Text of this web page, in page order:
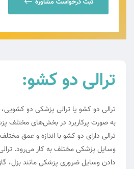
ترالی دو کشو:
ترالی دو کشو یا ترالی پزشکی دو
به صورت پرکاربرد در بخش‌های مختلف
ترالی دارای دو کشو با اندازه و عمق
وسایل پزشکی مختلف به کار می‌رود.
دادن وسایل ضروری پزشکی مانند بزل،